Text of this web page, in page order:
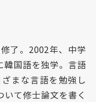
了。2002年、中学
韓国語を独学。言語
まな言語を勉強し
て修士論文を書く